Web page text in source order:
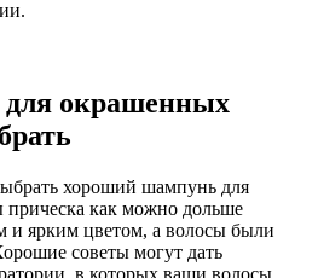
окрашенных
хороший шампунь для
как можно дольше
и ярким цветом, а волосы были
советы могут дать
в которых ваши волосы